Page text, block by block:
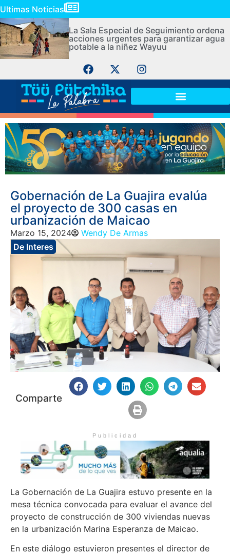
Ultimas Noticias
La Sala Especial de Seguimiento ordena
acciones urgentes para garantizar agua
potable a la niñez Wayuu
Gobernación de La Guajira evalúa
el proyecto de 300 casas en
urbanización de Maicao
Marzo 15, 2024
Wendy De Armas
De Interes
Comparte
Publicidad
La Gobernación de La Guajira estuvo presente en la
mesa técnica convocada para evaluar el avance del
proyecto de construcción de 300 viviendas nuevas
en la urbanización Marina Esperanza de Maicao.
En este diálogo estuvieron presentes el director de